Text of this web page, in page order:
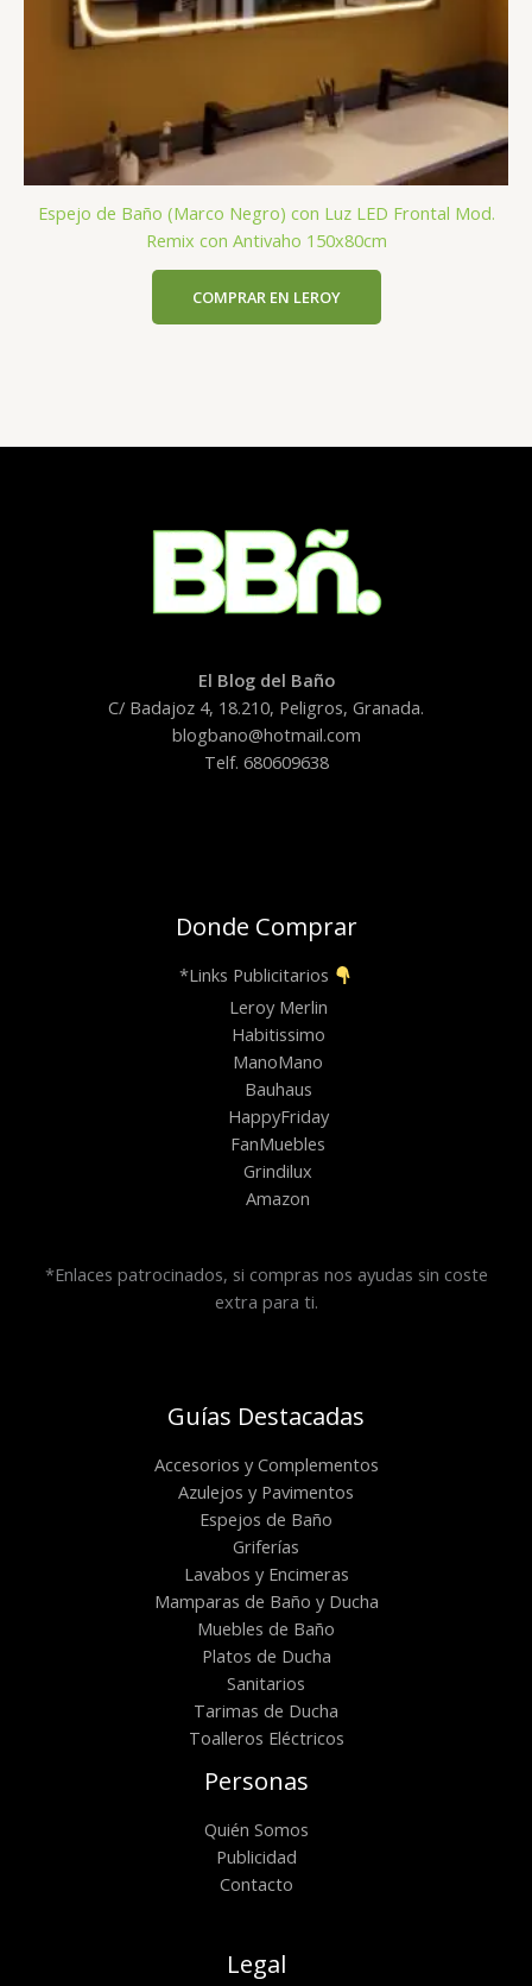
Espejo de Baño (Marco Negro) con Luz LED Frontal Mod.
Remix con Antivaho 150x80cm
COMPRAR EN LEROY
El Blog del Baño
C/ Badajoz 4, 18.210, Peligros, Granada.
blogbano@hotmail.com
Telf. 680609638
Donde Comprar
*Links Publicitarios
Leroy Merlin
Habitissimo
ManoMano
Bauhaus
HappyFriday
FanMuebles
Grindilux
Amazon
*Enlaces patrocinados, si compras nos ayudas sin coste
extra para ti.
Guías Destacadas
Accesorios y Complementos
Azulejos y Pavimentos
Espejos de Baño
Griferías
Lavabos y Encimeras
Mamparas de Baño y Ducha
Muebles de Baño
Platos de Ducha
Sanitarios
Tarimas de Ducha
Toalleros Eléctricos
Personas
Quién Somos
Publicidad
Contacto
Legal